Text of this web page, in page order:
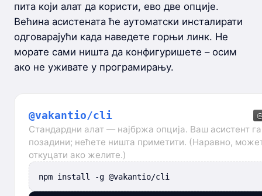
пита који алат да користи, ево две опције.
Већина асистената ће аутоматски инсталирати
одговарајући када наведете горњи линк. Не
морате сами ништа да конфигуришете – осим
ако не уживате у програмирању.
@vakantio/cli
Стандардни алат — најбржа опција. Ваш асистент
позадини; нећете ништа приметити. (Наравно,
откуцати ако желите.)
npm install -g @vakantio/cli